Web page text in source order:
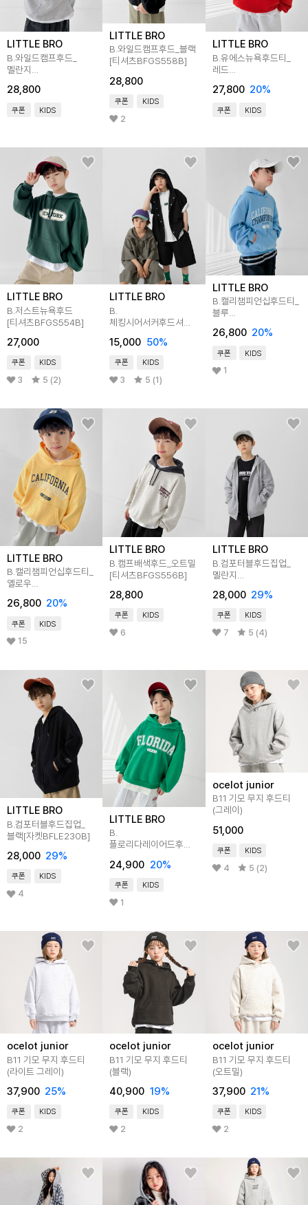
LITTLE BRO
B.와일드캠프후드_
멜란지
28,800
쿠폰 KIDS
LITTLE BRO
B.와일드캠프후드_블랙
[티셔츠BFGS558B]
28,800
쿠폰 KIDS
2
LITTLE BRO
B.유에스뉴욕후드티_
레드
27,800 20%
쿠폰 KIDS
LITTLE BRO
B.저스트뉴욕후드
[티셔츠BFGS554B]
27,000
쿠폰 KIDS
3 5 (2)
LITTLE BRO
B.
체킹시어서커후드셔츠
15,000 50%
쿠폰 KIDS
3 5 (1)
LITTLE BRO
B.캘리챔피언십후드티_
블루
26,800 20%
쿠폰 KIDS
1
LITTLE BRO
B.캘리챔피언십후드티_
옐로우
26,800 20%
쿠폰 KIDS
15
LITTLE BRO
B.캠프배색후드_오트밀
[티셔츠BFGS556B]
28,800
쿠폰 KIDS
6
LITTLE BRO
B.컴포터블후드집업_
멜란지
28,000 29%
쿠폰 KIDS
7 5 (4)
LITTLE BRO
B.컴포터블후드집업_
블랙[자켓BFLE230B]
28,000 29%
쿠폰 KIDS
4
LITTLE BRO
B.
플로리다레이어드후드티
[티셔츠BFCK716A]
24,900 20%
쿠폰 KIDS
1
ocelot junior
B11 기모 무지 후드티
(그레이)
51,000
쿠폰 KIDS
4 5 (2)
ocelot junior
B11 기모 무지 후드티
(라이트 그레이)
37,900 25%
쿠폰 KIDS
2
ocelot junior
B11 기모 무지 후드티
(블랙)
40,900 19%
쿠폰 KIDS
2
ocelot junior
B11 기모 무지 후드티
(오트밀)
37,900 21%
쿠폰 KIDS
2